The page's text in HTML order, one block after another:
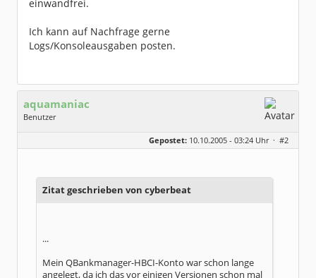
einwandfrei.
Ich kann auf Nachfrage gerne
Logs/Konsoleausgaben posten.
aquamaniac
Benutzer
Homepage:
aqbanking.de/
Gepostet: 10.10.2005 - 03:24 Uhr · #2
Zitat geschrieben von cyberbeat
...
Mein QBankmanager-HBCI-Konto war schon lange
angelegt, da ich das vor einigen Versionen schon mal